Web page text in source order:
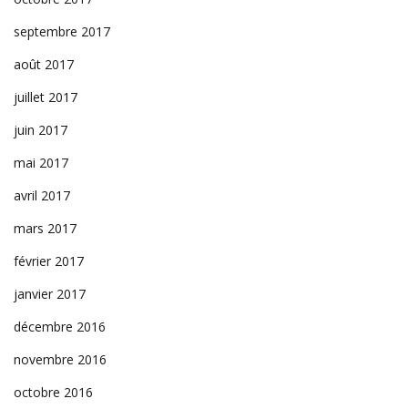
septembre 2017
août 2017
juillet 2017
juin 2017
mai 2017
avril 2017
mars 2017
février 2017
janvier 2017
décembre 2016
novembre 2016
octobre 2016